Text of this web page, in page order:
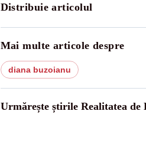
Distribuie articolul
Mai multe articole despre
diana buzoianu
Urmărește știrile Realitatea de